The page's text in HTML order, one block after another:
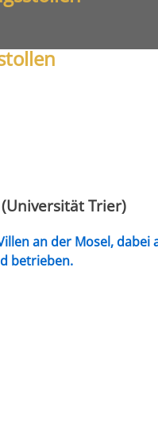
Trier)
an der Mosel, dabei
betrieben.